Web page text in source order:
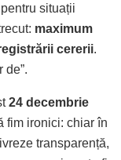
situații
maximum
cererii.
de”.
24 decembrie
fim ironici: chiar în
transparență,